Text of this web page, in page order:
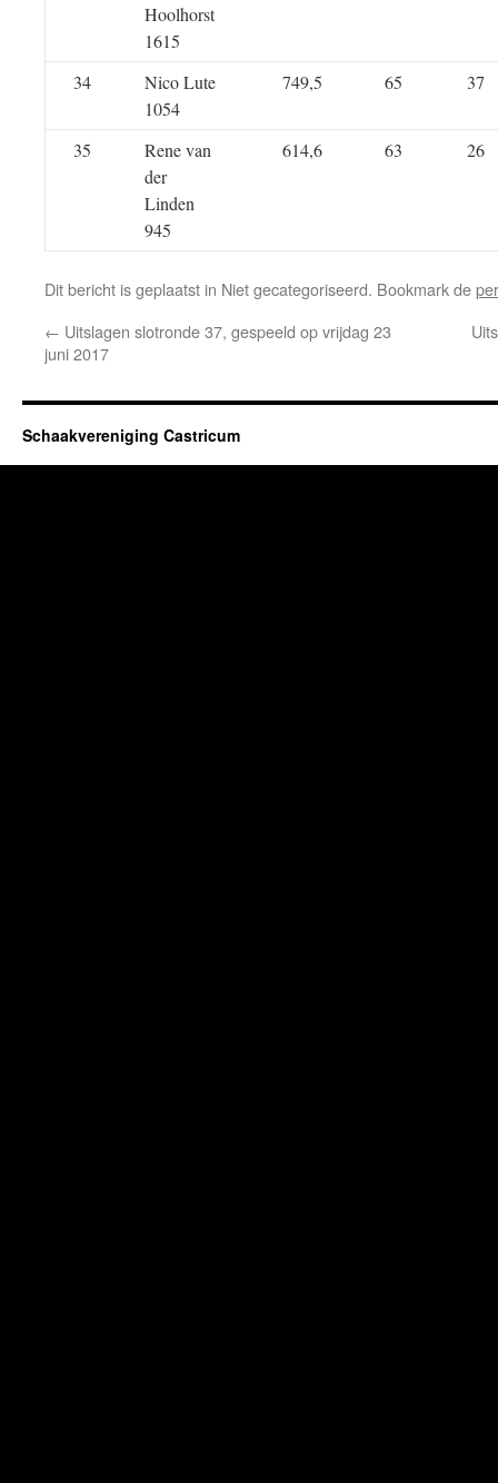
Hoolhorst
1615
34
Nico Lute
1054
749,5 65 37
35
Rene van
der
Linden
945
614,6 63 26
Dit bericht is geplaatst in Niet gecategoriseerd. Bookmark de
← Uitslagen slotronde 37, gespeeld op vrijdag 23
juni 2017
Schaakvereniging Castricum